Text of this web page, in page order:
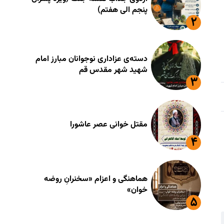
پنجم الی هفتم)
دسته‌ی عزاداری نوجوانان مبارز امام
شهید شهر مقدس قم
مقتل خوانی عصر عاشورا
هماهنگی و اعزام «سخنرانِ روضه
خوان»